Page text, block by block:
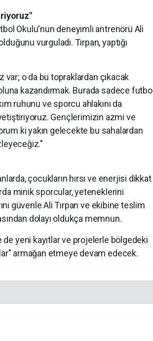
Okulu'nun deneyimli antrenörü Ali
vurguladı. Tırpan, yaptığı
var; o da bu topraklardan çıkacak
kazandırmak. Burada sadece futbol
ruhunu ve sporcu ahlakını da
yetiştiriyoruz. Gençlerimizin azmi ve
ki yakın gelecekte bu sahalardan
çocukların hırsı ve enerjisi dikkat
minik sporcular, yeteneklerini
güvenle Ali Tırpan ve ekibine teslim
dolayı oldukça memnun.
yeni kayıtlar ve projelerle bölgedeki
armağan etmeye devam edecek.